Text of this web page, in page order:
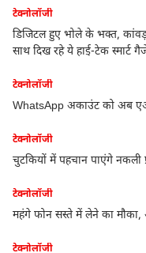
टेक्नोलॉजी
डिजिटल हुए भोले के भक्त,
साथ दिख रहे ये हाई-टेक स्मार्ट
टेक्नोलॉजी
WhatsApp अकाउंट को अब
टेक्नोलॉजी
चुटकियों में पहचान पाएंगे नकली
टेक्नोलॉजी
महंगे फोन सस्ते में लेने का
टेक्नोलॉजी